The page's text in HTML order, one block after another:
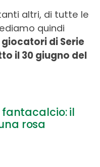
altri, di tutte le
quindi
di Serie
il 30 giugno del
fantacalcio: il
rosa